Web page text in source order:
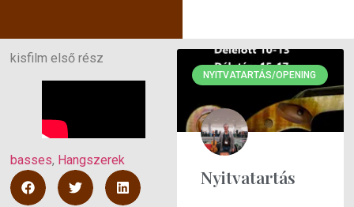
kisfilm első rész
basses, Hangszerek
NYITVATARTÁS/OPENING
Nyitvatartás